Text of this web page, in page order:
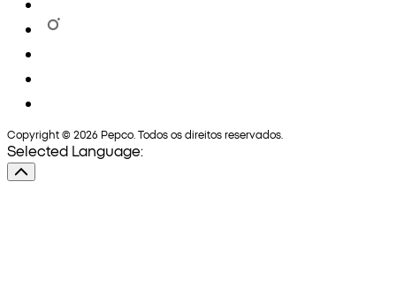
Copyright © 2026 Pepco. Todos os direitos reservados.
Selected Language: